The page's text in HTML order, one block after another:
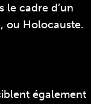
le cadre d’un
ou Holocauste.
également